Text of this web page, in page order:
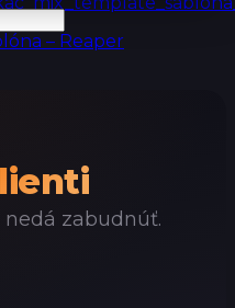
– Reaper
nedá zabudnúť.